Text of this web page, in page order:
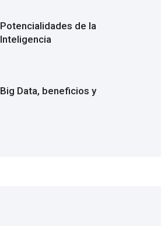
Potencialidades de la
Inteligencia
Big Data, beneficios y